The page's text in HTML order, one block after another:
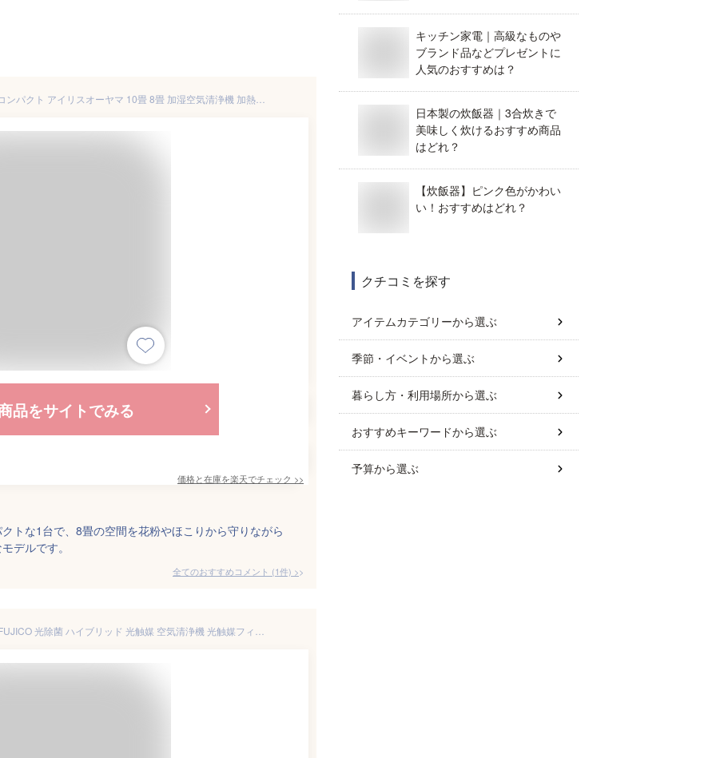
品をサイトでみる
価格と在庫を楽天でチェック >>
トな1台で、8畳の空間を花粉やほこりから守りながら
デルです。
全てのおすすめコメント (1件) >
キッチン家電｜高級なものや
ブランド品などプレゼントに
人気のおすすめは？
日本製の炊飯器｜3合炊きで
美味しく炊けるおすすめ商品
はどれ？
【炊飯器】ピンク色がかわい
い！おすすめはどれ？
クチコミを探す
アイテムカテゴリーから選ぶ
季節・イベントから選ぶ
暮らし方・利用場所から選ぶ
おすすめキーワードから選ぶ
予算から選ぶ